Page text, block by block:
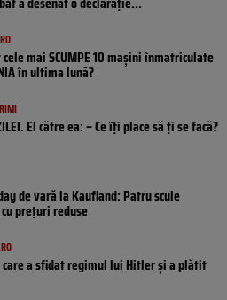
cele mai SCUMPE 10 mașini înmatriculate
în ultima lună?
El către ea: – Ce îți place să ți se facă?
de vară la Kaufland: Patru scule
prețuri reduse
a sfidat regimul lui Hitler și a plătit